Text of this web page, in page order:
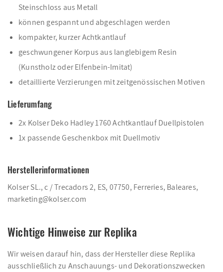
Steinschloss aus Metall
können gespannt und abgeschlagen werden
kompakter, kurzer Achtkantlauf
geschwungener Korpus aus langlebigem Resin
(Kunstholz oder Elfenbein-Imitat)
detaillierte Verzierungen mit zeitgenössischen Motiven
Lieferumfang
2x Kolser Deko Hadley 1760 Achtkantlauf Duellpistolen
1x passende Geschenkbox mit Duellmotiv
Herstellerinformationen
Kolser SL., c / Trecadors 2, ES, 07750, Ferreries, Baleares,
marketing@kolser.com
Wichtige Hinweise zur Replika
Wir weisen darauf hin, dass der Hersteller diese Replika
ausschließlich zu Anschauungs- und Dekorationszwecken